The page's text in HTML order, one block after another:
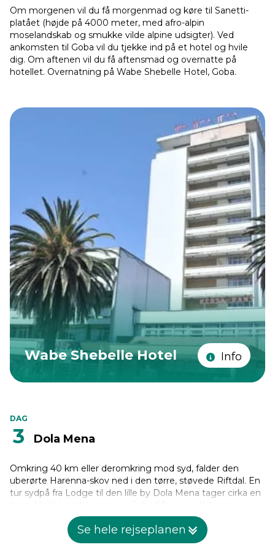
Om morgenen vil du få morgenmad og køre til Sanetti-
platået (højde på 4000 meter, med afro-alpin
moselandskab og smukke vilde alpine udsigter). Ved
ankomsten til Goba vil du tjekke ind på et hotel og hvile
dig. Om aftenen vil du få aftensmad og overnatte på
hotellet. Overnatning på Wabe Shebelle Hotel, Goba.
Wabe Shebelle Hotel Info
DAG
3 Dola Mena
Omkring 40 km eller deromkring mod syd, falder den
uberørte Harenna-skov ned i den tørre, støvede Riftdal. En
tur sydpå fra Lodge til den lille by Dola Mena tager cirka en
Skovsvin og Grøn Abe sammen med et mylder af
sommerfugle, der flakser gennem skyggerne og sollyset.
Man kan se midlertidige lejre, der opstår, hvor vild kaffe
Se hele rejseplanen